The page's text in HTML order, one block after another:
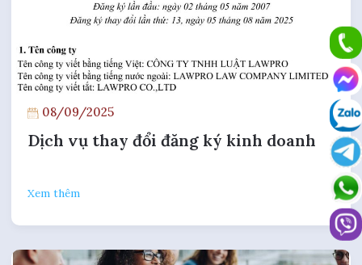
08/09/2025
Dịch vụ thay đổi đăng ký kinh doanh
Xem thêm